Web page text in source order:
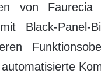
von
Black-Panel-